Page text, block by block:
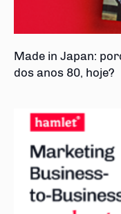
Made in Japan:
dos anos 80, hoje?